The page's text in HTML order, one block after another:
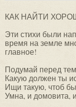
КАК НАЙТИ
Эти стихи были
время на земле
главное!
Подумай перед
Какую должен ты
Ищи такую, чтоб
Умна, и домовита,